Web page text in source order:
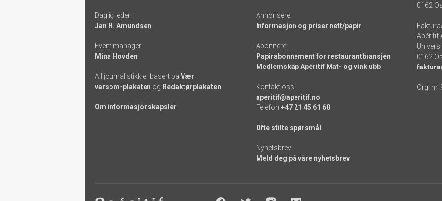
links
Daglig leder:
Jan H. Amundsen
Event manager:
Mina Hovden
All journalistikk er basert på Vær
varsom-plakaten og Redaktørplakaten
Om informasjonskapsler
Annonsere:
Informasjon og priser nett/papir
Abonnere:
Papirabonnement for restaurantbransjen
Medlemskap Apéritif Mat- og vinklubb
Kontakt oss:
aperitif@aperitif.no
Telefon +47 21 45 61 60
Ofte stilte spørsmål
Nyhetsbrev:
Meld deg på våre nyhetsbrev
0162
Apéritif
0162
Org. nr.
Footer